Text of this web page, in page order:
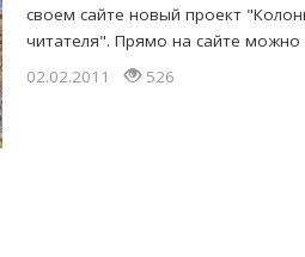
своем сайте новый проект
читателя". Прямо на сайте можно
02.02.2011
526